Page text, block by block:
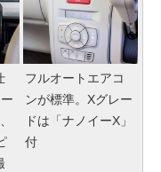
フルオートエアコ
ンが標準。Xグレー
ドは「ナノイーX」
付